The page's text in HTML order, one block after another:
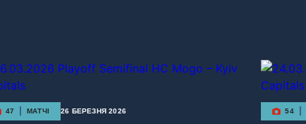
47 МАТЧІ 26 БЕРЕЗНЯ 2026 54